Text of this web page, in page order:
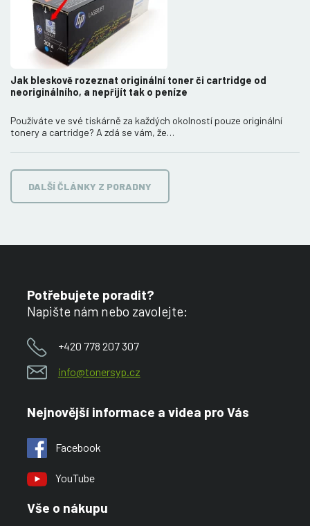
Jak bleskově rozeznat originální toner či cartridge od
neoriginálního, a nepřijít tak o peníze
Používáte ve své tiskárně za každých okolností pouze originální
tonery a cartridge? A zdá se vám, že…
DALŠÍ ČLÁNKY Z PORADNY
Potřebujete poradit?
Napište nám nebo zavolejte:
+420 778 207 307
info@tonersyp.cz
Nejnovější informace a videa pro Vás
Facebook
YouTube
Vše o nákupu